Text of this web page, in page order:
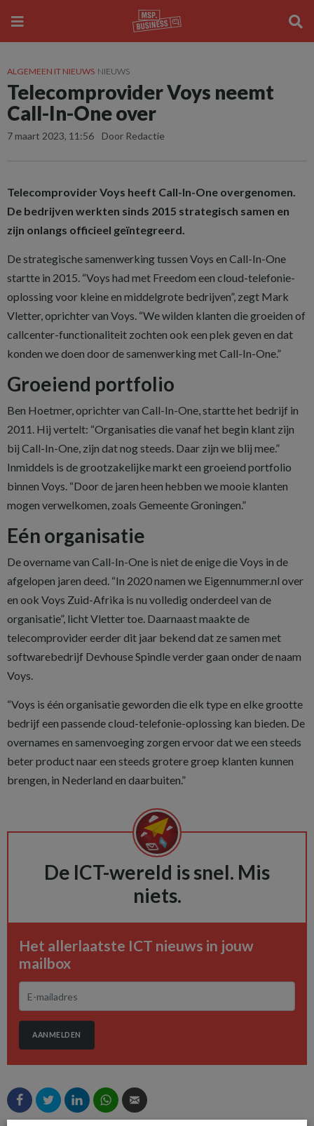
ALGEMEEN IT NIEUWS NIEUWS
Telecomprovider Voys neemt
Call-In-One over
7 maart 2023, 11:56 Door Redactie
Telecomprovider Voys heeft Call-In-One overgenomen.
De bedrijven werkten sinds 2015 strategisch samen en
zijn onlangs officieel geïntegreerd.
De strategische samenwerking tussen Voys en Call-In-One
startte in 2015. “Voys had met Freedom een cloud-telefonie-
oplossing voor kleine en middelgrote bedrijven”, zegt Mark
Vletter, oprichter van Voys. “We wilden klanten die groeiden of
callcenter-functionaliteit zochten ook een plek geven en dat
konden we doen door de samenwerking met Call-In-One.”
Groeiend portfolio
Ben Hoetmer, oprichter van Call-In-One, startte het bedrijf in
2011. Hij vertelt: “Organisaties die vanaf het begin klant zijn
bij Call-In-One, zijn dat nog steeds. Daar zijn we blij mee.”
Inmiddels is de grootzakelijke markt een groeiend portfolio
binnen Voys. “Door de jaren heen hebben we mooie klanten
mogen verwelkomen, zoals Gemeente Groningen.”
Eén organisatie
De overname van Call-In-One is niet de enige die Voys in de
afgelopen jaren deed. “In 2020 namen we Eigennummer.nl over
en ook Voys Zuid-Afrika is nu volledig onderdeel van de
organisatie”, licht Vletter toe. Daarnaast maakte de
telecomprovider eerder dit jaar bekend dat ze samen met
softwarebedrijf Devhouse Spindle verder gaan onder de naam
Voys.
“Voys is één organisatie geworden die elk type en elke grootte
bedrijf een passende cloud-telefonie-oplossing kan bieden. De
overnames en samenvoeging zorgen ervoor dat we een steeds
beter product naar een steeds grotere groep klanten kunnen
brengen, in Nederland en daarbuiten.”
De ICT-wereld is snel. Mis
niets.
Het allerlaatste ICT nieuws in jouw
mailbox
AANMELDEN